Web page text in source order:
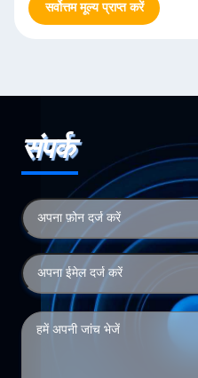
सर्वोत्तम मूल्य प्राप्त करें
संपर्क